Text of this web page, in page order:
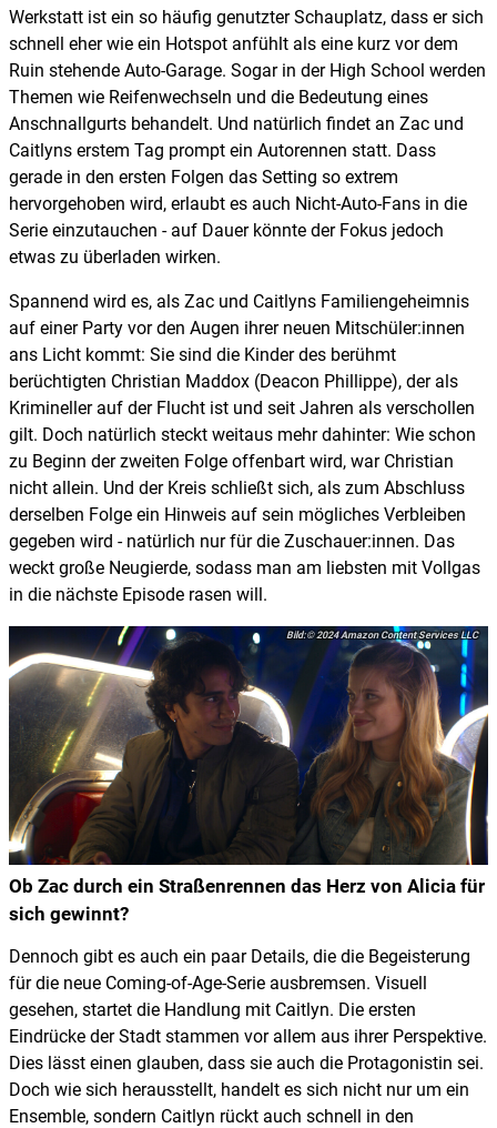
Werkstatt ist ein so häufig genutzter Schauplatz, dass er sich
schnell eher wie ein Hotspot anfühlt als eine kurz vor dem
Ruin stehende Auto-Garage. Sogar in der High School werden
Themen wie Reifenwechseln und die Bedeutung eines
Anschnallgurts behandelt. Und natürlich findet an Zac und
Caitlyns erstem Tag prompt ein Autorennen statt. Dass
gerade in den ersten Folgen das Setting so extrem
hervorgehoben wird, erlaubt es auch Nicht-Auto-Fans in die
Serie einzutauchen - auf Dauer könnte der Fokus jedoch
etwas zu überladen wirken.
Spannend wird es, als Zac und Caitlyns Familiengeheimnis
auf einer Party vor den Augen ihrer neuen Mitschüler:innen
ans Licht kommt: Sie sind die Kinder des berühmt
berüchtigten Christian Maddox (Deacon Phillippe), der als
Krimineller auf der Flucht ist und seit Jahren als verschollen
gilt. Doch natürlich steckt weitaus mehr dahinter: Wie schon
zu Beginn der zweiten Folge offenbart wird, war Christian
nicht allein. Und der Kreis schließt sich, als zum Abschluss
derselben Folge ein Hinweis auf sein mögliches Verbleiben
gegeben wird - natürlich nur für die Zuschauer:innen. Das
weckt große Neugierde, sodass man am liebsten mit Vollgas
in die nächste Episode rasen will.
Ob Zac durch ein Straßenrennen das Herz von Alicia für
sich gewinnt?
© 2024 Amazon Content Services LLC
Dennoch gibt es auch ein paar Details, die die Begeisterung
für die neue Coming-of-Age-Serie ausbremsen. Visuell
gesehen, startet die Handlung mit Caitlyn. Die ersten
Eindrücke der Stadt stammen vor allem aus ihrer Perspektive.
Dies lässt einen glauben, dass sie auch die Protagonistin sei.
Doch wie sich herausstellt, handelt es sich nicht nur um ein
Ensemble, sondern Caitlyn rückt auch schnell in den